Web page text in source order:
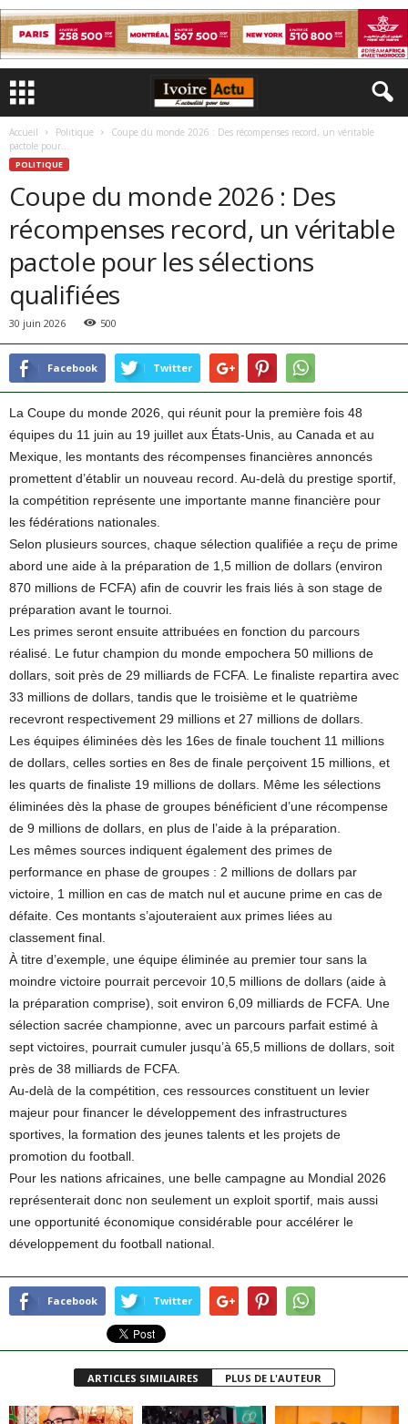
Accueil Politique
Coupe du monde 2026 : Des récompenses record, un véritable
pactole pour...
POLITIQUE
Coupe du monde 2026 : Des
récompenses record, un véritable
pactole pour les sélections
qualifiées
30 juin 2026 500
Facebook Twitter
La Coupe du monde 2026, qui réunit pour la première fois 48
équipes du 11 juin au 19 juillet aux États-Unis, au Canada et au
Mexique, les montants des récompenses financières annoncés
promettent d’établir un nouveau record. Au-delà du prestige sportif,
la compétition représente une importante manne financière pour
les fédérations nationales.
Selon plusieurs sources, chaque sélection qualifiée a reçu de prime
abord une aide à la préparation de 1,5 million de dollars (environ
870 millions de FCFA) afin de couvrir les frais liés à son stage de
préparation avant le tournoi.
Les primes seront ensuite attribuées en fonction du parcours
réalisé. Le futur champion du monde empochera 50 millions de
dollars, soit près de 29 milliards de FCFA. Le finaliste repartira avec
33 millions de dollars, tandis que le troisième et le quatrième
recevront respectivement 29 millions et 27 millions de dollars.
Les équipes éliminées dès les 16es de finale touchent 11 millions
de dollars, celles sorties en 8es de finale perçoivent 15 millions, et
les quarts de finaliste 19 millions de dollars. Même les sélections
éliminées dès la phase de groupes bénéficient d’une récompense
de 9 millions de dollars, en plus de l’aide à la préparation.
Les mêmes sources indiquent également des primes de
performance en phase de groupes : 2 millions de dollars par
victoire, 1 million en cas de match nul et aucune prime en cas de
défaite. Ces montants s’ajouteraient aux primes liées au
classement final.
À titre d’exemple, une équipe éliminée au premier tour sans la
moindre victoire pourrait percevoir 10,5 millions de dollars (aide à
la préparation comprise), soit environ 6,09 milliards de FCFA. Une
sélection sacrée championne, avec un parcours parfait estimé à
sept victoires, pourrait cumuler jusqu’à 65,5 millions de dollars, soit
près de 38 milliards de FCFA.
Au-delà de la compétition, ces ressources constituent un levier
majeur pour financer le développement des infrastructures
sportives, la formation des jeunes talents et les projets de
promotion du football.
Pour les nations africaines, une belle campagne au Mondial 2026
représenterait donc non seulement un exploit sportif, mais aussi
une opportunité économique considérable pour accélérer le
développement du football national.
Facebook Twitter
ARTICLES SIMILAIRES PLUS DE L'AUTEUR